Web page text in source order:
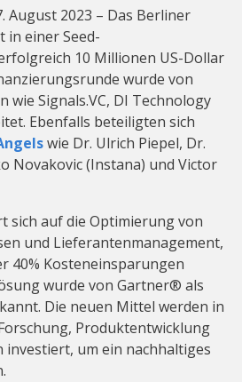
August 2023 – Das Berliner
in einer Seed-
10 Millionen US-Dollar
wurde von
wie Signals.VC, DI Technology
Ebenfalls beteiligten sich
wie Dr. Ulrich Piepel, Dr.
Novakovic (Instana) und Victor
sich auf die Optimierung von
und Lieferantenmanagement,
40% Kosteneinsparungen
wurde von Gartner® als
Die neuen Mittel werden in
Produktentwicklung
investiert, um ein nachhaltiges